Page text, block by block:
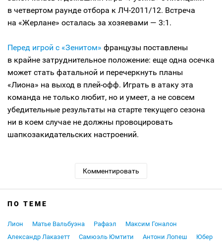
в четвертом раунде отбора к ЛЧ-2011/12. Встреча
на «Жерлане» осталась за хозяевами — 3:1.
Перед игрой с «Зенитом» французы поставлены
в крайне затруднительное положение: еще одна осечка
может стать фатальной и перечеркнуть планы
«Лиона» на выход в плей-офф. Играть в атаку эта
команда не только любит, но и умеет, а не совсем
убедительные результаты на старте текущего сезона
ни в коем случае не должны провоцировать
шапкозакидательских настроений.
Комментировать
ПО ТЕМЕ
Лион Матье Вальбуэна Рафаэл
Максим Гоналон
Александр Лаказетт
Самюэль Юмтити Антони Лопеш
Юбер